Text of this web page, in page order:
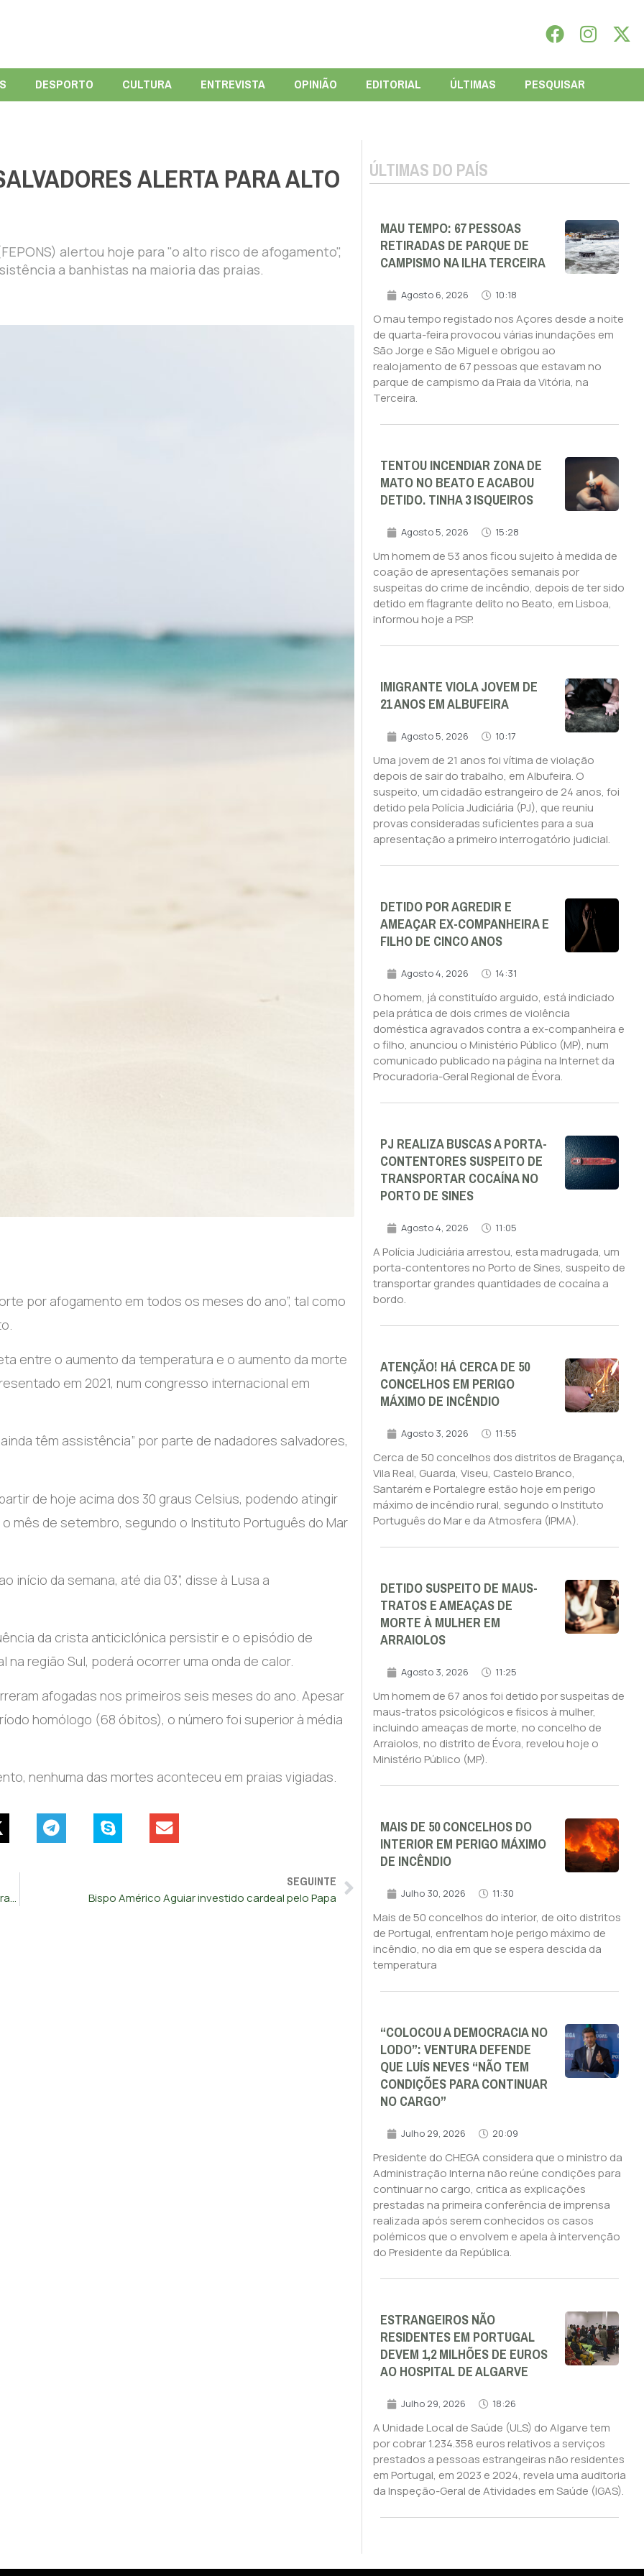
DESPORTO CULTURA ENTREVISTA OPINIÃO EDITORIAL ÚLTIMAS PESQUISAR
ALERTA PARA ALTO
alertou hoje para "o alto risco de afogamento",
a banhistas na maioria das praias.
por afogamento em todos os meses do ano”, tal como
entre o aumento da temperatura e o aumento da morte
em 2021, num congresso internacional em
têm assistência” por parte de nadadores salvadores,
de hoje acima dos 30 graus Celsius, podendo atingir
mês de setembro, segundo o Instituto Português do Mar
da semana, até dia 03”, disse à Lusa a
da crista anticiclónica persistir e o episódio de
região Sul, poderá ocorrer uma onda de calor.
afogadas nos primeiros seis meses do ano. Apesar
homólogo (68 óbitos), o número foi superior à média
nenhuma das mortes aconteceu em praias vigiadas.
Continente com temperaturas que podem chegar aos 37 graus a partir de 6.ª feira
SEGUINTE
Bispo Américo Aguiar investido cardeal pelo Papa
ÚLTIMAS DO PAÍS
MAU TEMPO: 67 PESSOAS
RETIRADAS DE PARQUE DE
CAMPISMO NA ILHA TERCEIRA
Agosto 6, 2026 10:18
O mau tempo registado nos Açores desde a noite
de quarta-feira provocou várias inundações em
São Jorge e São Miguel e obrigou ao
realojamento de 67 pessoas que estavam no
parque de campismo da Praia da Vitória, na
Terceira.
TENTOU INCENDIAR ZONA DE
MATO NO BEATO E ACABOU
DETIDO. TINHA 3 ISQUEIROS
Agosto 5, 2026 15:28
Um homem de 53 anos ficou sujeito à medida de
coação de apresentações semanais por
suspeitas do crime de incêndio, depois de ter sido
detido em flagrante delito no Beato, em Lisboa,
informou hoje a PSP.
IMIGRANTE VIOLA JOVEM DE
21 ANOS EM ALBUFEIRA
Agosto 5, 2026 10:17
Uma jovem de 21 anos foi vítima de violação
depois de sair do trabalho, em Albufeira. O
suspeito, um cidadão estrangeiro de 24 anos, foi
detido pela Polícia Judiciária (PJ), que reuniu
provas consideradas suficientes para a sua
apresentação a primeiro interrogatório judicial.
DETIDO POR AGREDIR E
AMEAÇAR EX-COMPANHEIRA E
FILHO DE CINCO ANOS
Agosto 4, 2026 14:31
O homem, já constituído arguido, está indiciado
pela prática de dois crimes de violência
doméstica agravados contra a ex-companheira e
o filho, anunciou o Ministério Público (MP), num
comunicado publicado na página na Internet da
Procuradoria-Geral Regional de Évora.
PJ REALIZA BUSCAS A PORTA-
CONTENTORES SUSPEITO DE
TRANSPORTAR COCAÍNA NO
PORTO DE SINES
Agosto 4, 2026 11:05
A Polícia Judiciária arrestou, esta madrugada, um
porta-contentores no Porto de Sines, suspeito de
transportar grandes quantidades de cocaína a
bordo.
ATENÇÃO! HÁ CERCA DE 50
CONCELHOS EM PERIGO
MÁXIMO DE INCÊNDIO
Agosto 3, 2026 11:55
Cerca de 50 concelhos dos distritos de Bragança,
Vila Real, Guarda, Viseu, Castelo Branco,
Santarém e Portalegre estão hoje em perigo
máximo de incêndio rural, segundo o Instituto
Português do Mar e da Atmosfera (IPMA).
DETIDO SUSPEITO DE MAUS-
TRATOS E AMEAÇAS DE
MORTE À MULHER EM
ARRAIOLOS
Agosto 3, 2026 11:25
Um homem de 67 anos foi detido por suspeitas de
maus-tratos psicológicos e físicos à mulher,
incluindo ameaças de morte, no concelho de
Arraiolos, no distrito de Évora, revelou hoje o
Ministério Público (MP).
MAIS DE 50 CONCELHOS DO
INTERIOR EM PERIGO MÁXIMO
DE INCÊNDIO
Julho 30, 2026 11:30
Mais de 50 concelhos do interior, de oito distritos
de Portugal, enfrentam hoje perigo máximo de
incêndio, no dia em que se espera descida da
temperatura
“COLOCOU A DEMOCRACIA NO
LODO”: VENTURA DEFENDE
QUE LUÍS NEVES “NÃO TEM
CONDIÇÕES PARA CONTINUAR
NO CARGO”
Julho 29, 2026 20:09
Presidente do CHEGA considera que o ministro da
Administração Interna não reúne condições para
continuar no cargo, critica as explicações
prestadas na primeira conferência de imprensa
realizada após serem conhecidos os casos
polémicos que o envolvem e apela à intervenção
do Presidente da República.
ESTRANGEIROS NÃO
RESIDENTES EM PORTUGAL
DEVEM 1,2 MILHÕES DE EUROS
AO HOSPITAL DE ALGARVE
Julho 29, 2026 18:26
A Unidade Local de Saúde (ULS) do Algarve tem
por cobrar 1.234.358 euros relativos a serviços
prestados a pessoas estrangeiras não residentes
em Portugal, em 2023 e 2024, revela uma auditoria
da Inspeção-Geral de Atividades em Saúde (IGAS).